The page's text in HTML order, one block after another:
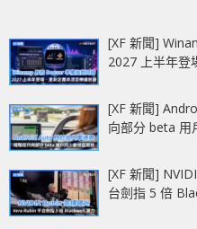
[XF 新聞]
2027 上半年
[XF 新聞]
向部分 beta 用
[XF 新聞]
台劍指 5 倍